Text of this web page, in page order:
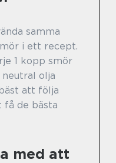
samma
i ett recept.
1 kopp smör
neutral olja
att följa
de bästa
med att